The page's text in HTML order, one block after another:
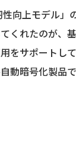
向上モデル」
くれたのが、
をサポートし
動暗号化製品